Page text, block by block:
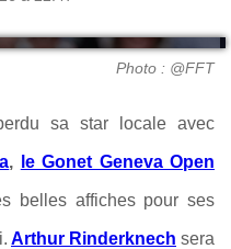
Photo : @FFT
sa star locale avec
, le Gonet Geneva Open
belles affiches pour ses
Arthur Rinderknech sera